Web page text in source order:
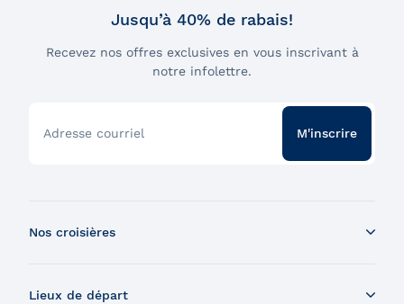
Jusqu’à 40% de rabais!
Recevez nos offres exclusives en vous inscrivant à
notre infolettre.
Adresse courriel M'inscrire
Nos croisières
Croisière aux baleines en Zodiac
Lieux de départ